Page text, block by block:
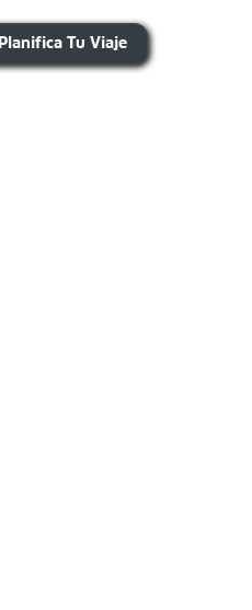
Planifica Tu Viaje